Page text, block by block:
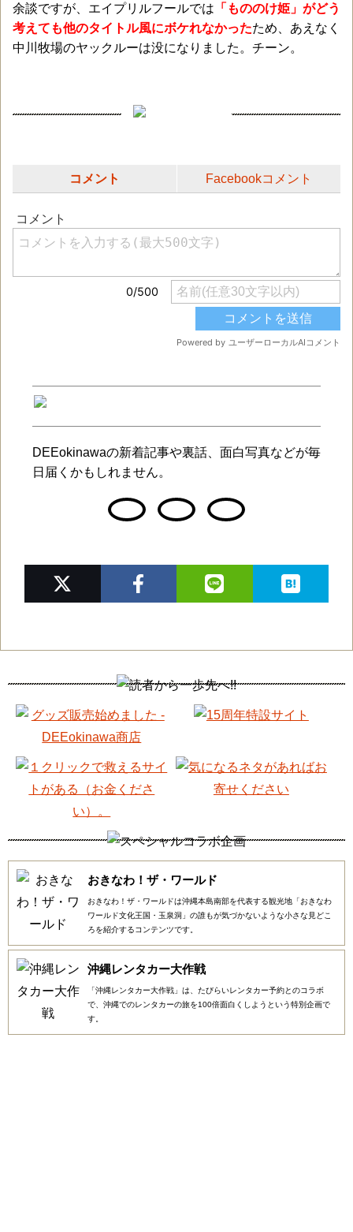
余談ですが、エイプリルフールでは 「もののけ姫」がどう
考えても他のタイトル風にボケれなかったため、あえなく
中川牧場のヤックルーは没になりました。チーン。
コメント Facebookコメント
DEEokinawaの新着記事や裏話、面白写真などが毎
日届くかもしれません。
おきなわ！ザ・ワールド
おきなわ！ザ・ワールドは沖縄本島南部を代表する観光地「おきなわ
ワールド文化王国・玉泉洞」の誰もが気づかないような小さな見どこ
ろを紹介するコンテンツです。
沖縄レンタカー大作戦
「沖縄レンタカー大作戦」は、たびらいレンタカー予約とのコラボ
で、沖縄でのレンタカーの旅を100倍面白くしようという特別企画で
す。